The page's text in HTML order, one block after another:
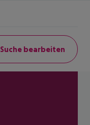
Suche bearbeiten